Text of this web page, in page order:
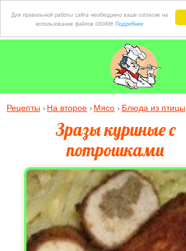
Для правильной работы сайта необходимо ваше согласие на
использование файлов cookie Подробнее
Рецепты На второе Мясо Блюда из птицы
Зразы куриные с
потрошками